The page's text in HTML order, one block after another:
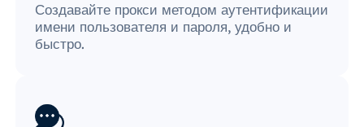
Создавайте прокси методом аутентификации
имени пользователя и пароля, удобно и
быстро.